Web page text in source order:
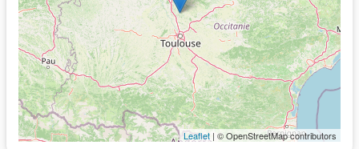
Leaflet | © OpenStreetMap contributors